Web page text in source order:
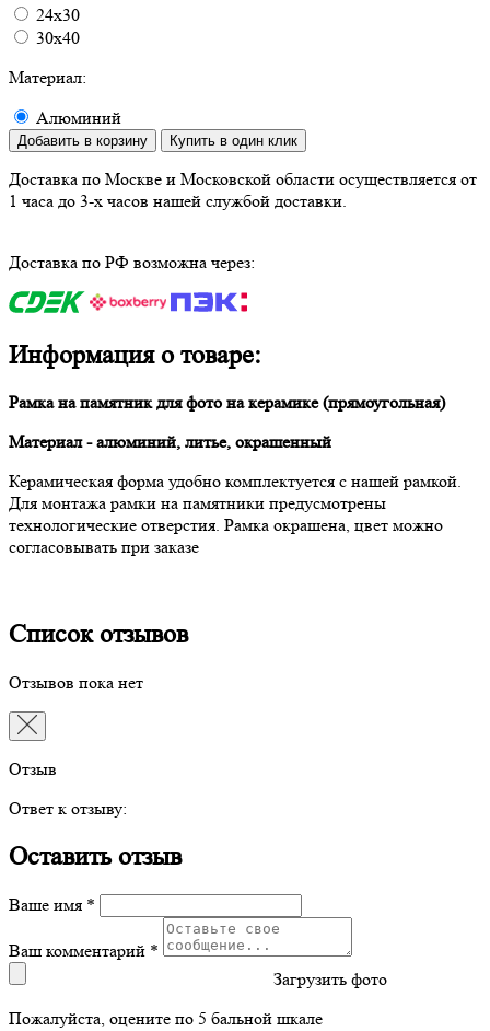
24х30
30х40
Материал:
Алюминий
Добавить в корзину Купить в один клик
Доставка по Москве и Московской области осуществляется от
1 часа до 3-х часов нашей службой доставки.
Доставка по РФ возможна через:
Информация о товаре:
Рамка на памятник для фото на керамике (прямоугольная)
Материал - алюминий, литье, окрашенный
Керамическая форма удобно комплектуется с нашей рамкой.
Для монтажа рамки на памятники предусмотрены
технологические отверстия. Рамка окрашена, цвет можно
согласовывать при заказе
Список отзывов
Отзывов пока нет
Отзыв
Ответ к отзыву:
Оставить отзыв
Ваше имя *
Ваш комментарий *
Загрузить фото
Пожалуйста, оцените по 5 бальной шкале